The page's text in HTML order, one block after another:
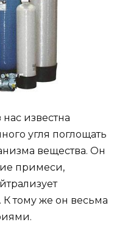
известна
угля поглощать
вещества. Он
примеси,
тому же он весьма